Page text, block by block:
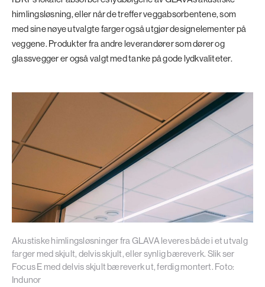
himlingsløsning, eller når de treffer veggabsorbentene, som
med sine nøye utvalgte farger også utgjør designelementer på
veggene. Produkter fra andre leverandører som dører og
glassvegger er også valgt med tanke på gode lydkvaliteter.
Akustiske himlingsløsninger fra GLAVA leveres både i et utvalg
farger med skjult, delvis skjult, eller synlig bæreverk. Slik ser
Focus E med delvis skjult bæreverk ut, ferdig montert. Foto:
Indunor